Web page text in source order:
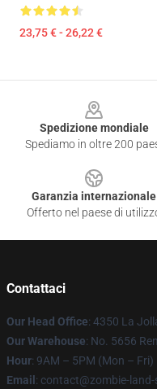
23,75 € - 26,22 €
Spedizione mondiale
Spediamo in oltre 200
Garanzia internazionale
Offerto nel paese di
Contattaci
Our Head Office: 4350 La
Our Warehouse: No. 5656
Hour: 9AM – 5PM (Mon – Fri)
Email : contact@zombie-